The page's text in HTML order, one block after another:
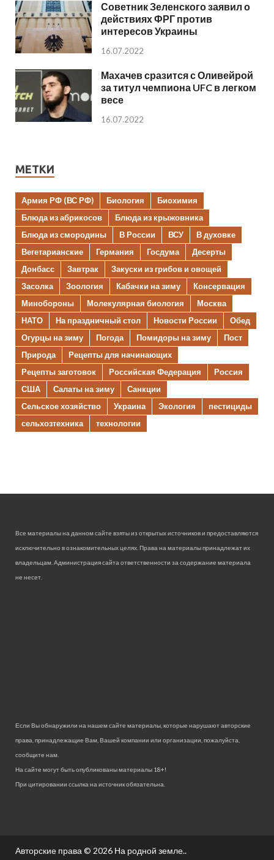
Советник Зеленского заявил о
действиях ФРГ против
интересов Украины
16.07.2022
Махачев сразится с Оливейрой
за титул чемпиона UFC в легком
весе
16.07.2022
МЕТКИ
Армия РФ (ВС РФ) Биология
Биохимия
Блюда из абрикосов
Блюда из крыжовника
Блюда из смородины
В России ВСУ
В духовке
Вегетарианские
Германия Госдума
Десерты
Донбасс
Завтрак
Закуски из грибов и овощей
Засолка
Зоология Кабачки на зиму
Консервация
Минобороны
Молекулярная биология
Москва
НАТО
На праздничный стол Новости России
Обед
Огурцы на зиму
Погода Помидоры на зиму
Пост
Природа
Рецепты для начинающих
Рецепты заготовок
Российская Федерация
Россия
США
Салаты на зиму
Санкции
Сельское хозяйство
Украина Экология
пестициды
сельхозтехника
технологии
Все материалы на данном сайте взяты из открытых источников и предоставляются
исключительно в ознакомительных целях. Права на материалы принадлежат их
владельцам. Администрация сайта ответственности за содержание материала
не несет.
Если Вы обнаружили на нашем сайте материалы, которые нарушают авторские
права, принадлежащие Вам, Вашей компании или организации, пожалуйста,
сообщите нам.
На сайте могут быть опубликованы материалы 18+!
При цитировании ссылка на источник обязательна.
Авторские права © 2026 На родной земле..